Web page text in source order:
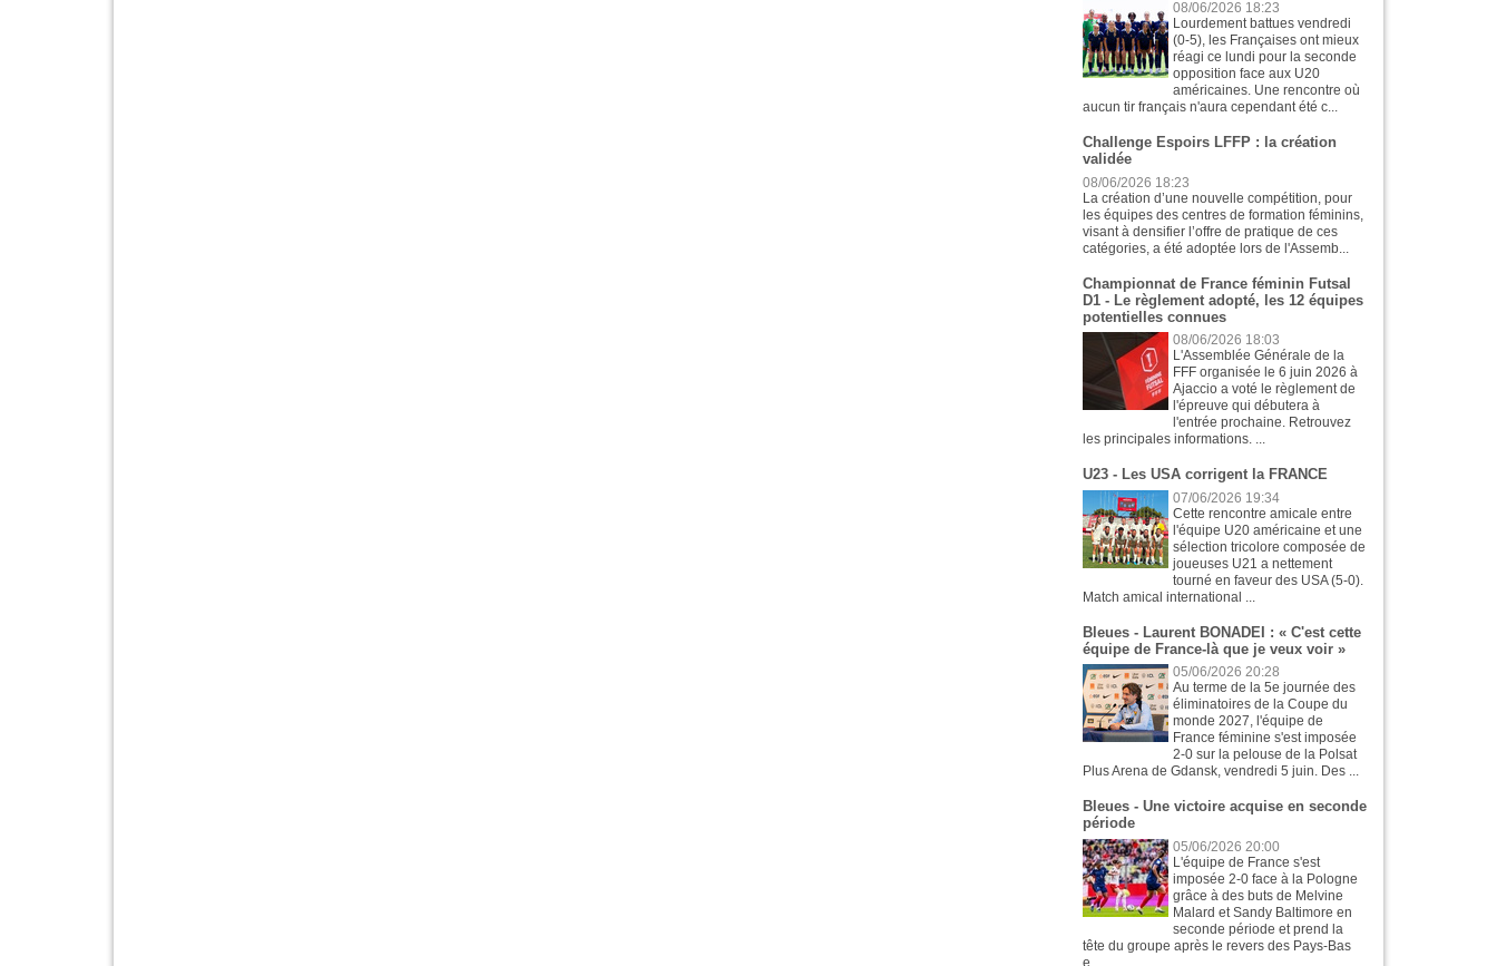
08/06/2026 18:23
Lourdement battues vendredi
(0-5), les Françaises ont mieux
réagi ce lundi pour la seconde
opposition face aux U20
américaines. Une rencontre où
aucun tir français n'aura cependant été c...
Challenge Espoirs LFFP : la création
validée
08/06/2026 18:23
La création d’une nouvelle compétition, pour
les équipes des centres de formation féminins,
visant à densifier l’offre de pratique de ces
catégories, a été adoptée lors de l'Assemb...
Championnat de France féminin Futsal
D1 - Le règlement adopté, les 12 équipes
potentielles connues
08/06/2026 18:03
L'Assemblée Générale de la
FFF organisée le 6 juin 2026 à
Ajaccio a voté le règlement de
l'épreuve qui débutera à
l'entrée prochaine. Retrouvez
les principales informations. ...
U23 - Les USA corrigent la FRANCE
07/06/2026 19:34
Cette rencontre amicale entre
l'équipe U20 américaine et une
sélection tricolore composée de
joueuses U21 a nettement
tourné en faveur des USA (5-0).
Match amical international ...
Bleues - Laurent BONADEI : « C'est cette
équipe de France-là que je veux voir »
05/06/2026 20:28
Au terme de la 5e journée des
éliminatoires de la Coupe du
monde 2027, l'équipe de
France féminine s'est imposée
2-0 sur la pelouse de la Polsat
Plus Arena de Gdansk, vendredi 5 juin. Des ...
Bleues - Une victoire acquise en seconde
période
05/06/2026 20:00
L'équipe de France s'est
imposée 2-0 face à la Pologne
grâce à des buts de Melvine
Malard et Sandy Baltimore en
seconde période et prend la
tête du groupe après le revers des Pays-Bas
e...